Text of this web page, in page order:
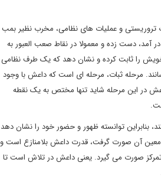
تروریستی و عملیات های نظامی، مخرب نظیر بمب
آمد، دست زده و معمولا در نقاط صعب العبور به
را ثابت کرده و نشان دهد که یک طرف نظامی
مرحله ثبات، مرحله ای است که داعش با وجود
در این مرحله شاید تنها مختص به یک نقطه
بنابراین توانسته ظهور و حضور خود را نشان دهد
آن صورت گرفت، قدرت داعش بلامنازع است و
صورت می گیرد. یعنی داعش در تلاش است تا